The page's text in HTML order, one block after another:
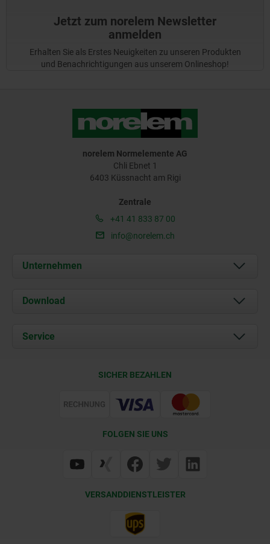
Jetzt zum norelem Newsletter
anmelden
Erhalten Sie als Erstes Neuigkeiten zu unseren Produkten
und Benachrichtigungen aus unserem Onlineshop!
norelem Normelemente AG
Chli Ebnet 1
6403 Küssnacht am Rigi
Zentrale
+41 41 833 87 00
info@norelem.ch
Unternehmen
Über uns
Kontakt
Download
Service
SICHER BEZAHLEN
FOLGEN SIE UNS
VERSANDDIENSTLEISTER